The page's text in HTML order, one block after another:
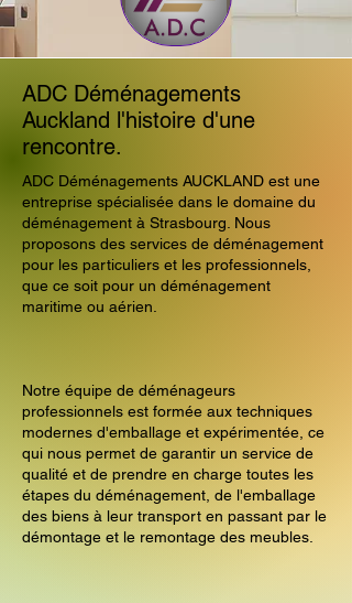
ADC Déménagements
Auckland l'histoire d'une
rencontre.
ADC Déménagements AUCKLAND est une
entreprise spécialisée dans le domaine du
déménagement à Strasbourg. Nous
proposons des services de déménagement
pour les particuliers et les professionnels,
que ce soit pour un déménagement
maritime ou aérien.
Notre équipe de déménageurs
professionnels est formée aux techniques
modernes d'emballage et expérimentée, ce
qui nous permet de garantir un service de
qualité et de prendre en charge toutes les
étapes du déménagement, de l'emballage
des biens à leur transport en passant par le
démontage et le remontage des meubles.